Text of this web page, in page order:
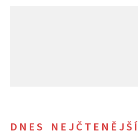
DNES NEJČTENĚJŠÍ